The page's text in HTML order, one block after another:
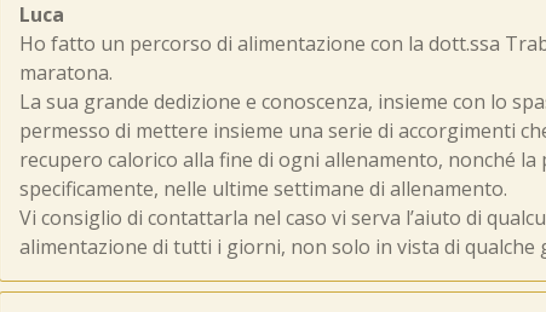
Luca
Ho fatto un percorso di alimentazione con la dott.ssa
maratona.
La sua grande dedizione e conoscenza, insieme con lo
permesso di mettere insieme una serie di accorgimenti
recupero calorico alla fine di ogni allenamento, nonché
specificamente, nelle ultime settimane di allenamento.
Vi consiglio di contattarla nel caso vi serva l’aiuto di
alimentazione di tutti i giorni, non solo in vista di qualche